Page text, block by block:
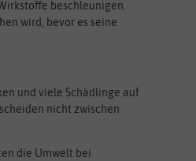
beschleunigen.
wird, bevor es seine
und viele Schädlinge auf
nicht zwischen
die Umwelt bei